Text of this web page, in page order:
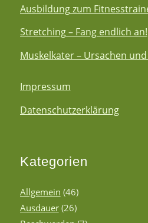
Ausbildung zum
Stretching – Fang endlich an!
Muskelkater – Ursachen
Impressum
Datenschutzerklärung
Kategorien
Allgemein (46)
Ausdauer(26)